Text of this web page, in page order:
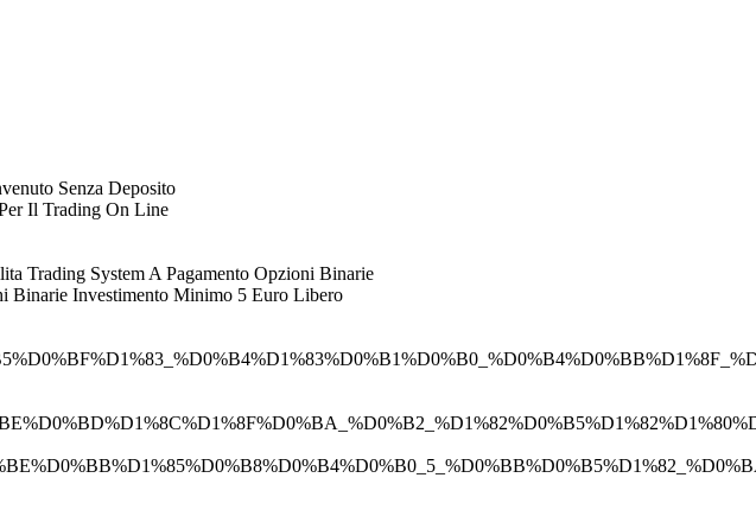
Senza Deposito
Il Trading On Line
Trading System A Pagamento Opzioni Binarie
Binarie Investimento Minimo 5 Euro Libero